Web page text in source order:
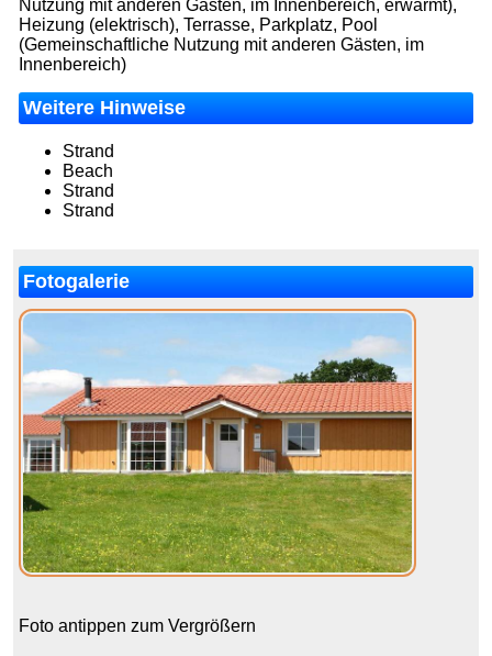
Nutzung mit anderen Gästen, im Innenbereich, erwärmt),
Heizung (elektrisch), Terrasse, Parkplatz, Pool
(Gemeinschaftliche Nutzung mit anderen Gästen, im
Innenbereich)
Weitere Hinweise
Strand
Beach
Strand
Strand
Fotogalerie
Foto antippen zum Vergrößern